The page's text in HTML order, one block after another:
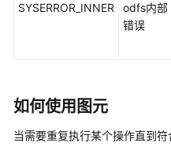
心
启
SYSERROR_INNER
odfs内部
错误
如何使用图元
当需要重复执行某个操作直到符